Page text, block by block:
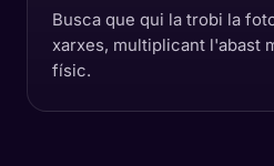
Busca que qui la trobi la
xarxes, multiplicant l'abast
físic.